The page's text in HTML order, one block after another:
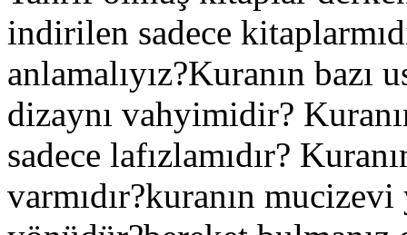
indirilen sadece
anlamalıyız?Kuranın
dizaynı vahyimidir?
sadece lafızlamıdır?
varmıdır?kuranın